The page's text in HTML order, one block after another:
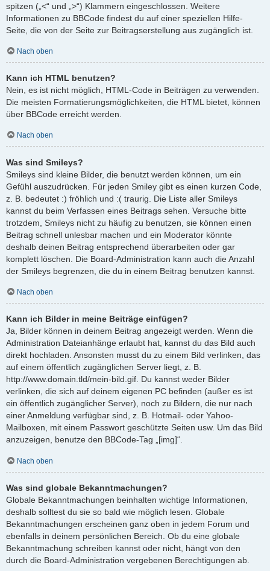
spitzen („<“ und „>“) Klammern eingeschlossen. Weitere
Informationen zu BBCode findest du auf einer speziellen Hilfe-
Seite, die von der Seite zur Beitragserstellung aus zugänglich ist.
Nach oben
Kann ich HTML benutzen?
Nein, es ist nicht möglich, HTML-Code in Beiträgen zu verwenden.
Die meisten Formatierungsmöglichkeiten, die HTML bietet, können
über BBCode erreicht werden.
Nach oben
Was sind Smileys?
Smileys sind kleine Bilder, die benutzt werden können, um ein
Gefühl auszudrücken. Für jeden Smiley gibt es einen kurzen Code,
z. B. bedeutet :) fröhlich und :( traurig. Die Liste aller Smileys
kannst du beim Verfassen eines Beitrags sehen. Versuche bitte
trotzdem, Smileys nicht zu häufig zu benutzen, sie können einen
Beitrag schnell unlesbar machen und ein Moderator könnte
deshalb deinen Beitrag entsprechend überarbeiten oder gar
komplett löschen. Die Board-Administration kann auch die Anzahl
der Smileys begrenzen, die du in einem Beitrag benutzen kannst.
Nach oben
Kann ich Bilder in meine Beiträge einfügen?
Ja, Bilder können in deinem Beitrag angezeigt werden. Wenn die
Administration Dateianhänge erlaubt hat, kannst du das Bild auch
direkt hochladen. Ansonsten musst du zu einem Bild verlinken, das
auf einem öffentlich zugänglichen Server liegt, z. B.
http://www.domain.tld/mein-bild.gif. Du kannst weder Bilder
verlinken, die sich auf deinem eigenen PC befinden (außer es ist
ein öffentlich zugänglicher Server), noch zu Bildern, die nur nach
einer Anmeldung verfügbar sind, z. B. Hotmail- oder Yahoo-
Mailboxen, mit einem Passwort geschützte Seiten usw. Um das Bild
anzuzeigen, benutze den BBCode-Tag „[img]“.
Nach oben
Was sind globale Bekanntmachungen?
Globale Bekanntmachungen beinhalten wichtige Informationen,
deshalb solltest du sie so bald wie möglich lesen. Globale
Bekanntmachungen erscheinen ganz oben in jedem Forum und
ebenfalls in deinem persönlichen Bereich. Ob du eine globale
Bekanntmachung schreiben kannst oder nicht, hängt von den
durch die Board-Administration vergebenen Berechtigungen ab.